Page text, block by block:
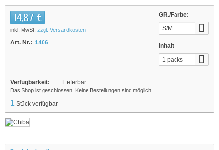
GR./Farbe:
S/M
Inhalt:
1 packs
14,87 €
inkl. MwSt. zzgl. Versandkosten
Art.-Nr.: 1406
Verfügbarkeit: Lieferbar
Das Shop ist geschlossen. Keine Bestellungen sind möglich.
1 Stück verfügbar